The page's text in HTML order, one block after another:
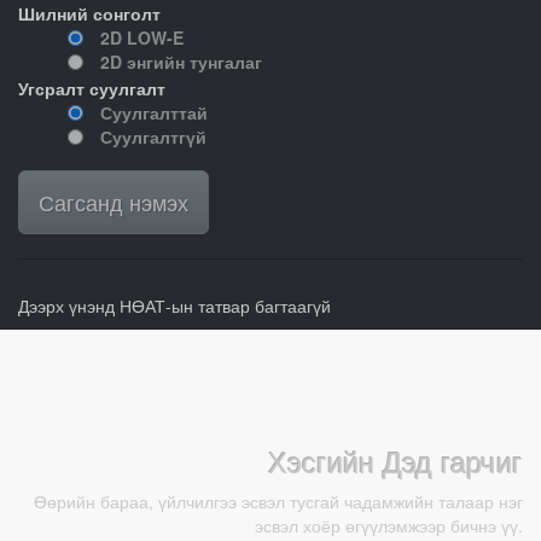
Шилний сонголт
2D LOW-E
2D энгийн тунгалаг
Угсралт суулгалт
Суулгалттай
Суулгалтгүй
Сагсанд нэмэх
Дээрх үнэнд НӨАТ-ын татвар багтаагүй
Хэсгийн Дэд гарчиг
Өөрийн бараа, үйлчилгээ эсвэл тусгай чадамжийн талаар нэг
эсвэл хоёр өгүүлэмжээр бичнэ үү.